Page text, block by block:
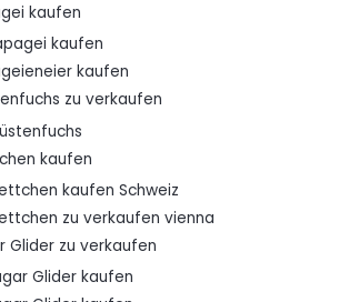
kaufen
kaufen
kaufen
zu verkaufen
kaufen
kaufen Schweiz
zu verkaufen vienna
Glider zu verkaufen
Glider kaufen